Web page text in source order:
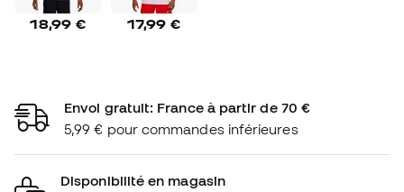
18,99 € 17,99 €
Envoi gratuit: France à partir de 70 €
5,99 € pour commandes inférieures
Disponibilité en magasin